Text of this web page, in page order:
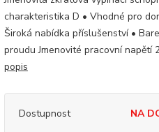
charakteristika D • Vhodné pro
Široká nabídka příslušenství •
proudu Jmenovité pracovní napětí
popis
Dostupnost
NA